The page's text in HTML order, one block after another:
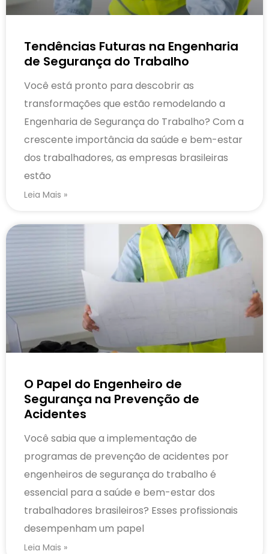
Tendências Futuras na Engenharia
de Segurança do Trabalho
Você está pronto para descobrir as
transformações que estão remodelando a
Engenharia de Segurança do Trabalho? Com a
crescente importância da saúde e bem-estar
dos trabalhadores, as empresas brasileiras
estão
Leia Mais »
O Papel do Engenheiro de
Segurança na Prevenção de
Acidentes
Você sabia que a implementação de
programas de prevenção de acidentes por
engenheiros de segurança do trabalho é
essencial para a saúde e bem-estar dos
trabalhadores brasileiros? Esses profissionais
desempenham um papel
Leia Mais »